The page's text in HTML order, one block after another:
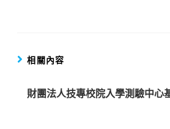
相關內容
財團法人技專校院入學測驗中心